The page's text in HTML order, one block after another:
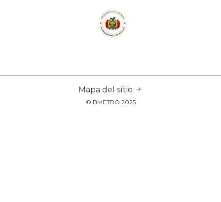
Mapa del sítio
©IBMETRO 2025